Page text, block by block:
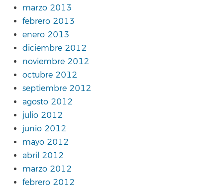
marzo 2013
febrero 2013
enero 2013
diciembre 2012
noviembre 2012
octubre 2012
septiembre 2012
agosto 2012
julio 2012
junio 2012
mayo 2012
abril 2012
marzo 2012
febrero 2012